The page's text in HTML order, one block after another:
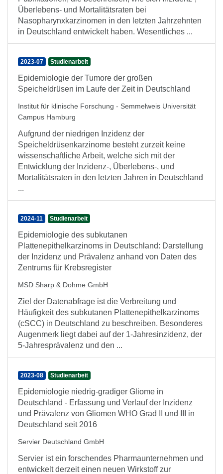
Überlebens- und Mortalitätsraten bei
Nasopharynxkarzinomen in den letzten Jahrzehnten
in Deutschland entwickelt haben. Wesentliches ...
2023-07 Studienarbeit
Epidemiologie der Tumore der großen
Speicheldrüsen im Laufe der Zeit in Deutschland
Institut für klinische Forschung - Semmelweis Universität
Campus Hamburg
Aufgrund der niedrigen Inzidenz der
Speicheldrüsenkarzinome besteht zurzeit keine
wissenschaftliche Arbeit, welche sich mit der
Entwicklung der Inzidenz-, Überlebens-, und
Mortalitätsraten in den letzten Jahren in Deutschland
...
2024-11 Studienarbeit
Epidemiologie des subkutanen
Plattenepithelkarzinoms in Deutschland: Darstellung
der Inzidenz und Prävalenz anhand von Daten des
Zentrums für Krebsregister
MSD Sharp & Dohme GmbH
Ziel der Datenabfrage ist die Verbreitung und
Häufigkeit des subkutanen Plattenepithelkarzinoms
(cSCC) in Deutschland zu beschreiben. Besonderes
Augenmerk liegt dabei auf der 1-Jahresinzidenz, der
5-Jahresprävalenz und den ...
2023-08 Studienarbeit
Epidemiologie niedrig-gradiger Gliome in
Deutschland - Erfassung und Verlauf der Inzidenz
und Prävalenz von Gliomen WHO Grad II und III in
Deutschland seit 2016
Servier Deutschland GmbH
Servier ist ein forschendes Pharmaunternehmen und
entwickelt derzeit einen neuen Wirkstoff zur